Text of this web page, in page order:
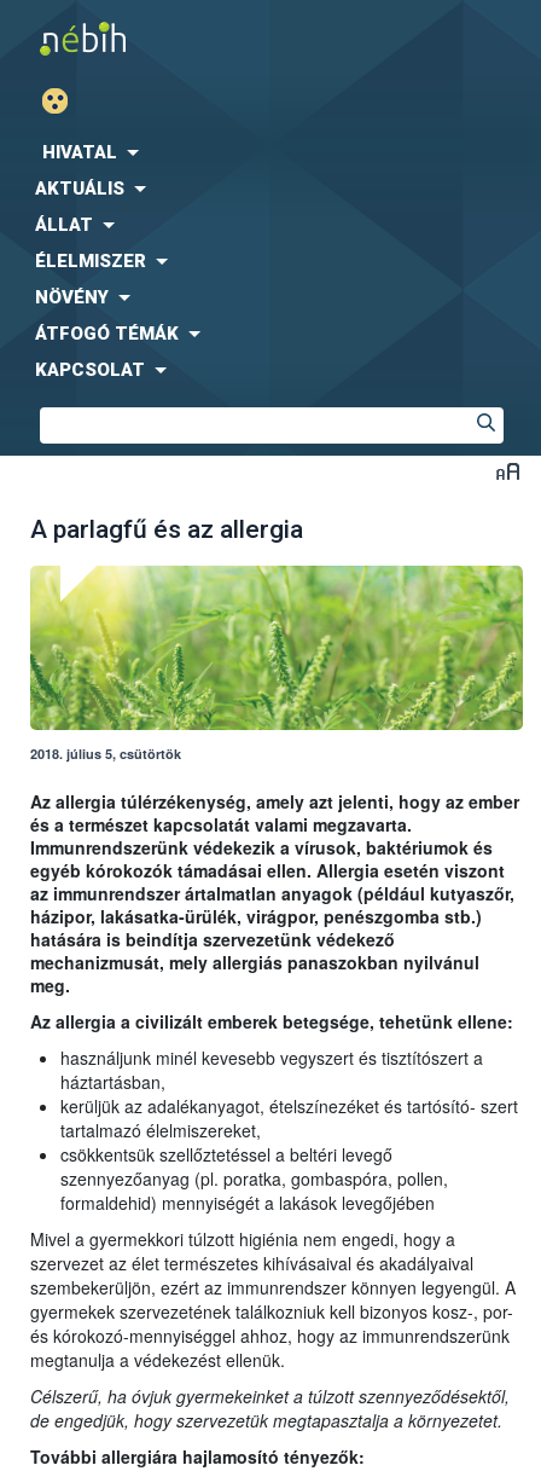
HIVATAL
AKTUÁLIS
ÁLLAT
ÉLELMISZER
NÖVÉNY
ÁTFOGÓ TÉMÁK
KAPCSOLAT
A parlagfű és az allergia
2018. július 5, csütörtök
Az allergia túlérzékenység, amely azt jelenti, hogy az ember
és a természet kapcsolatát valami megzavarta.
Immunrendszerünk védekezik a vírusok, baktériumok és
egyéb kórokozók támadásai ellen. Allergia esetén viszont
az immunrendszer ártalmatlan anyagok (például kutyaszőr,
házipor, lakásatka-ürülék, virágpor, penészgomba stb.)
hatására is beindítja szervezetünk védekező
mechanizmusát, mely allergiás panaszokban nyilvánul
meg.
Az allergia a civilizált emberek betegsége, tehetünk ellene:
használjunk minél kevesebb vegyszert és tisztítószert a
háztartásban,
kerüljük az adalékanyagot, ételszínezéket és tartósító- szert
tartalmazó élelmiszereket,
csökkentsük szellőztetéssel a beltéri levegő
szennyezőanyag (pl. poratka, gombaspóra, pollen,
formaldehid) mennyiségét a lakások levegőjében
Mivel a gyermekkori túlzott higiénia nem engedi, hogy a
szervezet az élet természetes kihívásaival és akadályaival
szembekerüljön, ezért az immunrendszer könnyen legyengül. A
gyermekek szervezetének találkozniuk kell bizonyos kosz-, por-
és kórokozó-mennyiséggel ahhoz, hogy az immunrendszerünk
megtanulja a védekezést ellenük.
Célszerű, ha óvjuk gyermekeinket a túlzott szennyeződésektől,
de engedjük, hogy szervezetük megtapasztalja a környezetet.
További allergiára hajlamosító tényezők: